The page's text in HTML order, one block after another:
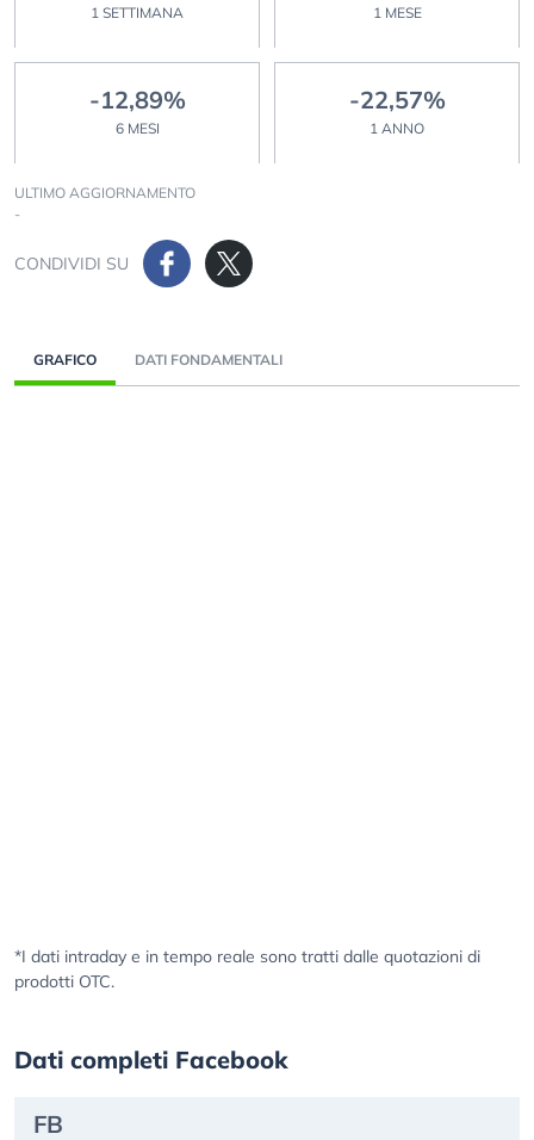
1 SETTIMANA 1 MESE
-12,89%
6 MESI
-22,57%
1 ANNO
ULTIMO AGGIORNAMENTO
-
CONDIVIDI SU
GRAFICO DATI FONDAMENTALI
*I dati intraday e in tempo reale sono tratti dalle quotazioni di
prodotti OTC.
Dati completi Facebook
FB